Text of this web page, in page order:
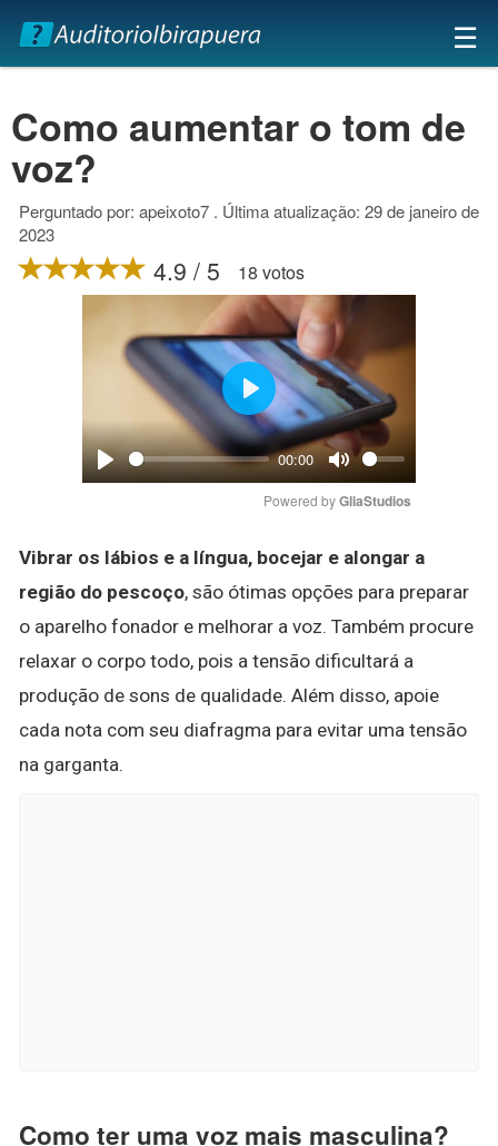
×
☰
Como aumentar o tom de
voz?
Perguntado por: apeixoto7 . Última atualização: 29 de janeiro de
2023
4.9 / 5 18 votos
Play
00:00
Mute
Play
Powered by GliaStudios
Vibrar os lábios e a língua, bocejar e alongar a
região do pescoço, são ótimas opções para preparar
o aparelho fonador e melhorar a voz. Também procure
relaxar o corpo todo, pois a tensão dificultará a
produção de sons de qualidade. Além disso, apoie
cada nota com seu diafragma para evitar uma tensão
na garganta.
Como ter uma voz mais masculina?